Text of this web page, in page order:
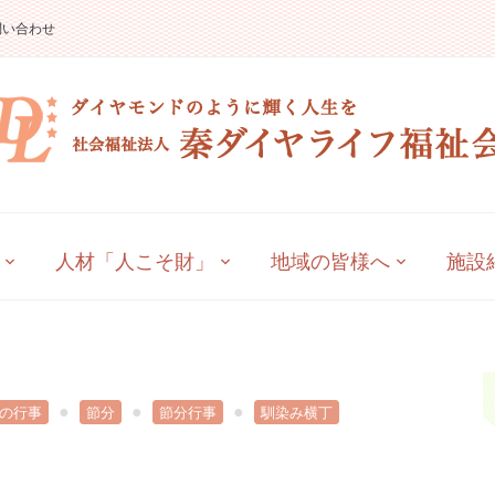
合わせ
人材「人こそ財」 地域の皆様へ 施設
行事 節分 節分行事 馴染み横丁